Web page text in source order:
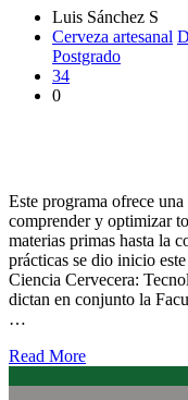
Luis Sánchez S
Cerveza artesanal
Postgrado
34
0
Este programa ofrece
comprender y optimizar
materias primas hasta la
prácticas se dio inicio
Ciencia Cervecera:
dictan en conjunto la
…
Read More